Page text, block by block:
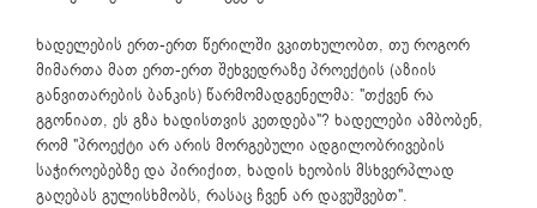
ხადელების ერთ-ერთ წერილში ვკითხულობთ, თუ როგორ
მიმართა მათ ერთ-ერთ შეხვედრაზე პროექტის (აზიის
განვითარების ბანკის) წარმომადგენელმა: "თქვენ რა
გგონიათ, ეს გზა ხადისთვის კეთდება"? ხადელები ამბობენ,
რომ "პროექტი არ არის მორგებული ადგილობრივების
საჭიროებებზე და პირიქით, ხადის ხეობის მსხვერპლად
გაღებას გულისხმობს, რასაც ჩვენ არ დავუშვებთ".